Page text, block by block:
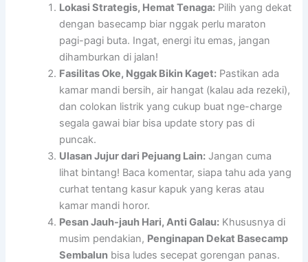
Lokasi Strategis, Hemat Tenaga: Pilih yang dekat
dengan basecamp biar nggak perlu maraton
pagi-pagi buta. Ingat, energi itu emas, jangan
dihamburkan di jalan!
Fasilitas Oke, Nggak Bikin Kaget: Pastikan ada
kamar mandi bersih, air hangat (kalau ada rezeki),
dan colokan listrik yang cukup buat nge-charge
segala gawai biar bisa update story pas di
puncak.
Ulasan Jujur dari Pejuang Lain: Jangan cuma
lihat bintang! Baca komentar, siapa tahu ada yang
curhat tentang kasur kapuk yang keras atau
kamar mandi horor.
Pesan Jauh-jauh Hari, Anti Galau: Khususnya di
musim pendakian, Penginapan Dekat Basecamp
Sembalun bisa ludes secepat gorengan panas.